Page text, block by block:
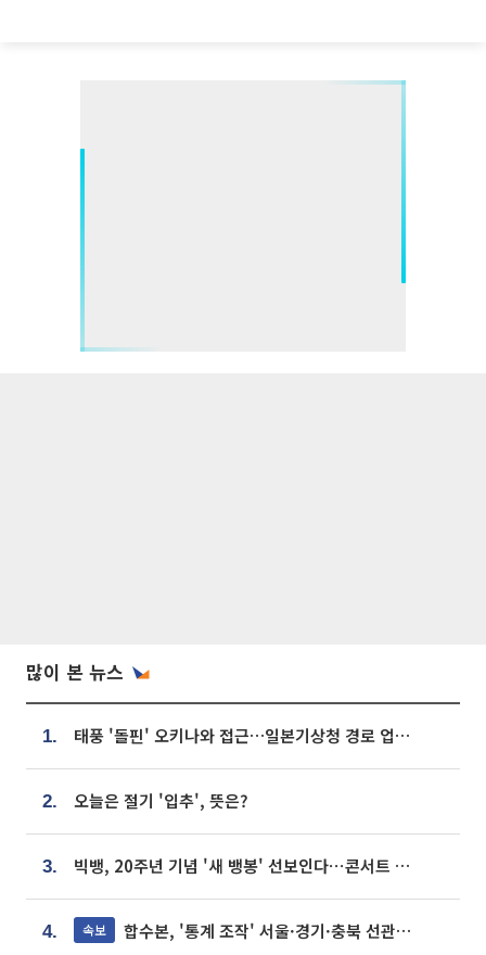
많이 본 뉴스
1. 태풍 '돌핀' 오키나와 접근…일본기상청 경로 업데이트
2. 오늘은 절기 '입추', 뜻은?
3. 빅뱅, 20주년 기념 '새 뱅봉' 선보인다⋯콘서트 앞두고 팝업 개최
4. 속보 합수본, '통계 조작' 서울·경기·충북 선관위 등 추가 압수수색